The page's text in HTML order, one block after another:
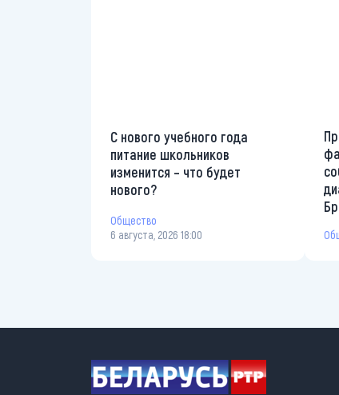
С нового учебного года
питание школьников
изменится – что будет
нового?
Общество
6 августа, 2026 18:00